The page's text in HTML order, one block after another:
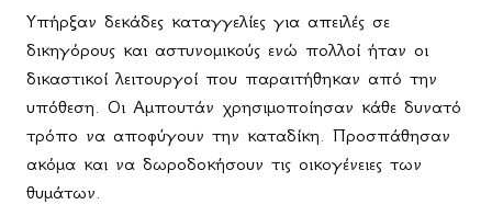
Υπήρξαν δεκάδες καταγγελίες για απειλές σε
δικηγόρους και αστυνομικούς ενώ πολλοί ήταν οι
δικαστικοί λειτουργοί που παραιτήθηκαν από την
υπόθεση. Οι Αμπουτάν χρησιμοποίησαν κάθε δυνατό
τρόπο να αποφύγουν την καταδίκη. Προσπάθησαν
ακόμα και να δωροδοκήσουν τις οικογένειες των
θυμάτων.